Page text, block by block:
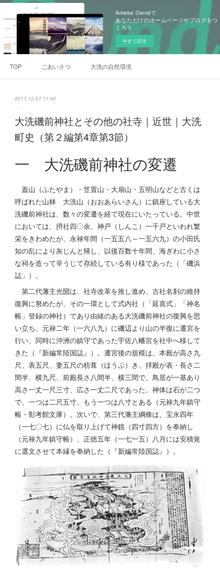
Ameba Owndで
あなただけのホームページやブログをつ
くろう
今すぐ試す
TOP ごあいさつ 大洗の自然環境
2017.12.07 11:40
大洗磯前神社とその他の社寺｜近世｜大洗
町史（第２編第4章第3節）
一 大洗磯前神社の変遷
蓋山（ふたやま）・笠置山・大扇山・五明山などと古くは
呼ばれた山林 大洗山（おおあらいさん）に鎮座している大
洗磯前神社は、数々の変遷を経て現在にいたっている。中世
においては、摂社四〇余、神戸（しんこ）一千戸といわれ繁
栄をきわめたが、永禄年間（一五五八～一五六九）の小田氏
知の乱により灰じんと帰し、以後百数十年間、海ぎわに小さ
な祠を造って辛うじて存続している有り様であった（「磯浜
誌」）。
第二代藩主光圀は、社寺改革を推し進め、古社名刹の維持
復興に努めたが、その一環として式内社（「延喜式」「神名
帳」登録の神社）であり由緒のある大洗磯前神社の復興を思
い立ち、元禄二年（一六八九）に磯辺より山の半復に遷宮を
行い、同時に沖洲の鎮守であった宇佐八幡宮を社中へ移して
きた（『新編常陸国誌』）。遷宮後の規模は、本殿が高さ九
尺、表五尺、妻五尺の枋葺（ほうぶ）き、拝殿が表・長さ二
間半、横九尺、前殿長さ八間半、横三間で、鳥居が一基あり
高さ一丈一尺三寸、広さ一丈二尺であった。神体は石が二つ
で、一つは二尺五寸、もう一つは八寸とある（元禄九年鎮守
帳・彰考館文庫）。次いで、第三代藩主綱條は、宝永四年
（一七〇七）に仏を取り上げて神鏡（四寸四方）を奉納し
（元禄九年鎮守帳）、正徳五年（一七一五）八月には安積覚
に選文させて本縁を奉納した（『新編常陸国誌』）。